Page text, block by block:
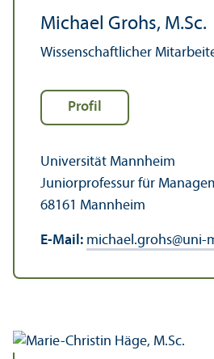
Michael Grohs, M.Sc.
Wissenschaft­licher
Profil
Universität Mannheim
Junior­professur für
68161 Mannheim
E-Mail: michael.grohs@uni-